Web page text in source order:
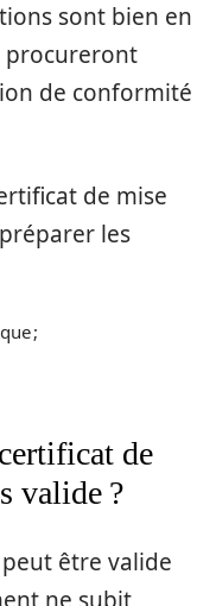
sont bien en
procureront
de conformité
de mise
les
;
de
valide ?
être valide